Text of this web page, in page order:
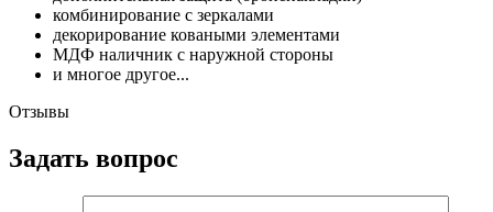
комбинирование с зеркалами
декорирование коваными элементами
МДФ наличник с наружной стороны
и многое другое...
Отзывы
Задать вопрос